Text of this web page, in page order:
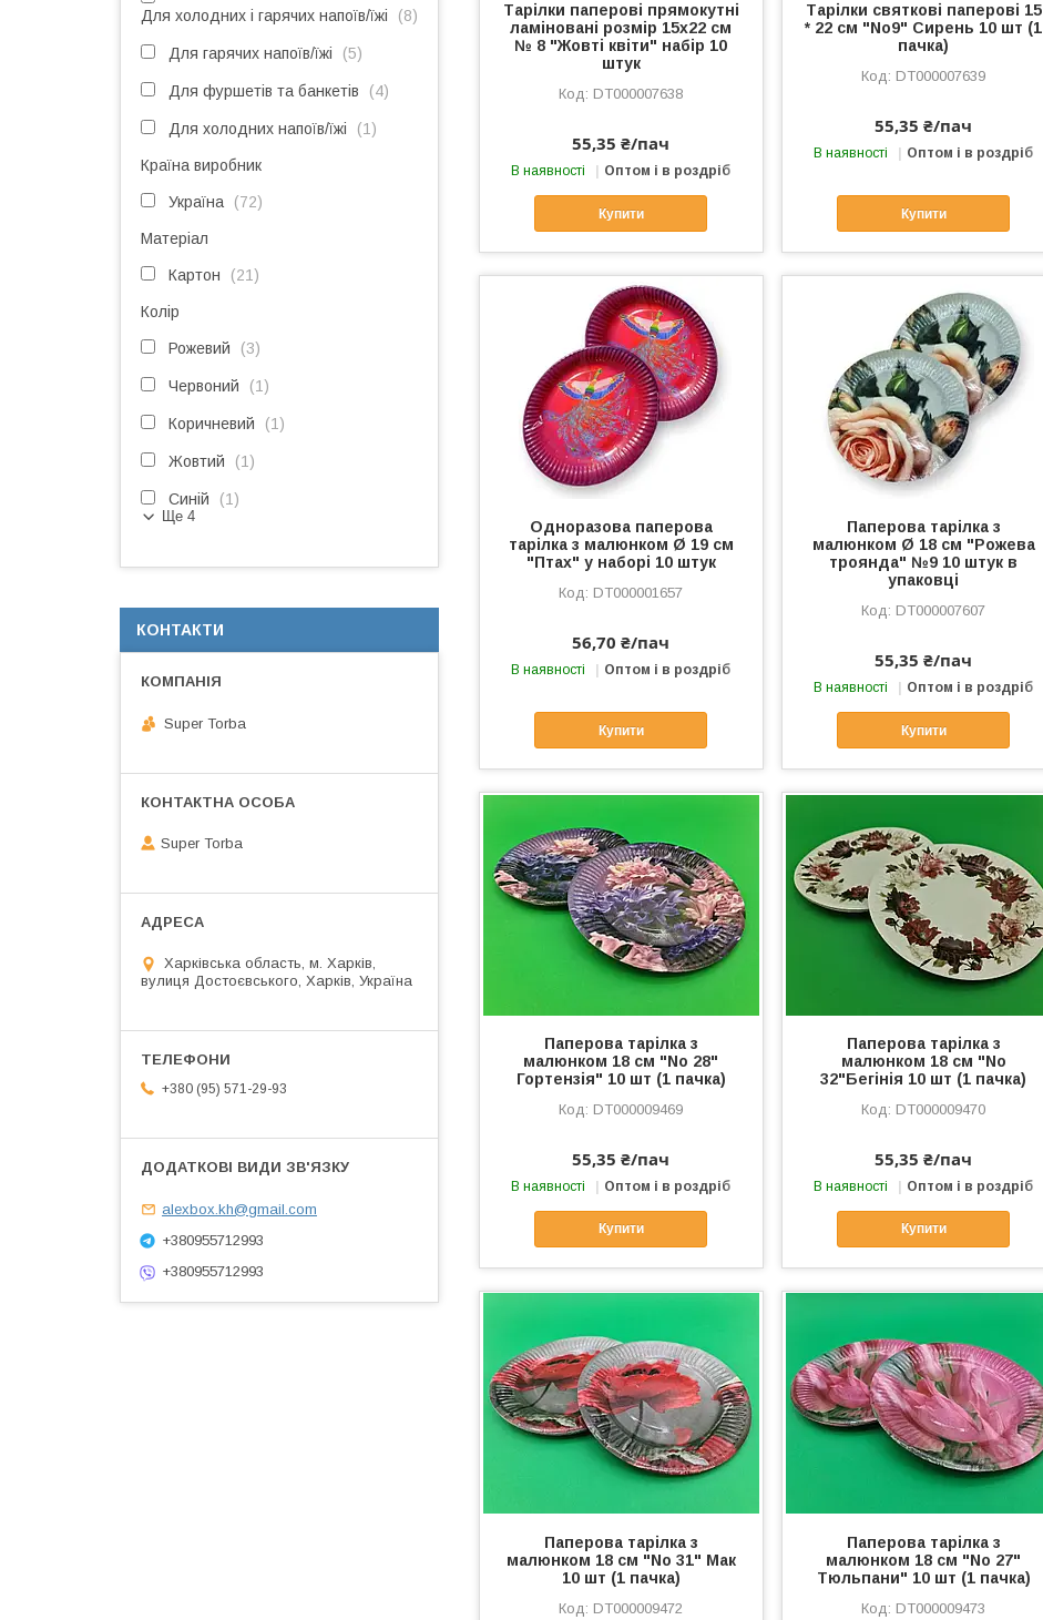
Тарілки паперові прямокутні
ламіновані розмір 15х22 см
№ 8 "Жовті квіти" набір 10
штук
DT000007638
55,35 ₴/пач
В наявності Оптом і в роздріб
Купити
Тарілки святкові паперові 15
* 22 см "No9" Сирень 10 шт (1
пачка)
DT000007639
55,35 ₴/пач
В наявності Оптом і в роздріб
Купити
Одноразова паперова
тарілка з малюнком Ø 19 см
"Птах" у наборі 10 штук
DT000001657
56,70 ₴/пач
В наявності Оптом і в роздріб
Купити
Паперова тарілка з
малюнком Ø 18 см "Рожева
троянда" №9 10 штук в
упаковці
DT000007607
55,35 ₴/пач
В наявності Оптом і в роздріб
Купити
Паперова тарілка з
малюнком 18 см "No 28"
Гортензія" 10 шт (1 пачка)
DT000009469
55,35 ₴/пач
В наявності Оптом і в роздріб
Купити
Паперова тарілка з
малюнком 18 см "No
32"Бегінія 10 шт (1 пачка)
DT000009470
55,35 ₴/пач
В наявності Оптом і в роздріб
Купити
Паперова тарілка з
малюнком 18 см "No 31" Мак
10 шт (1 пачка)
DT000009472
Паперова тарілка з
малюнком 18 см "No 27"
Тюльпани" 10 шт (1 пачка)
DT000009473
Для холодних і гарячих напоїв/їжі 8
Для гарячих напоїв/їжі 5
Для фуршетів та банкетів 4
Для холодних напоїв/їжі 1
Країна виробник
Україна 72
Матеріал
Картон 21
Колір
Рожевий 3
Червоний 1
Коричневий 1
Жовтий 1
Синій 1
Ще 4
КОНТАКТИ
Super Torba
Super Torba
Харківська область, м. Харків,
вулиця Достоєвського, Харків, Україна
+380 (95) 571-29-93
alexbox.kh@gmail.com
+380955712993
+380955712993